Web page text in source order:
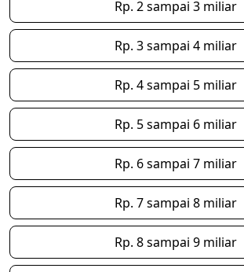
Rp. 2 sampai 3 miliar
Rp. 3 sampai 4 miliar
Rp. 4 sampai 5 miliar
Rp. 5 sampai 6 miliar
Rp. 6 sampai 7 miliar
Rp. 7 sampai 8 miliar
Rp. 8 sampai 9 miliar